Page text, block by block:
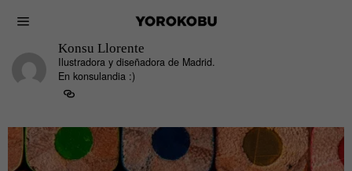
Konsu Llorente
Ilustradora y diseñadora de Madrid.
En konsulandia :)